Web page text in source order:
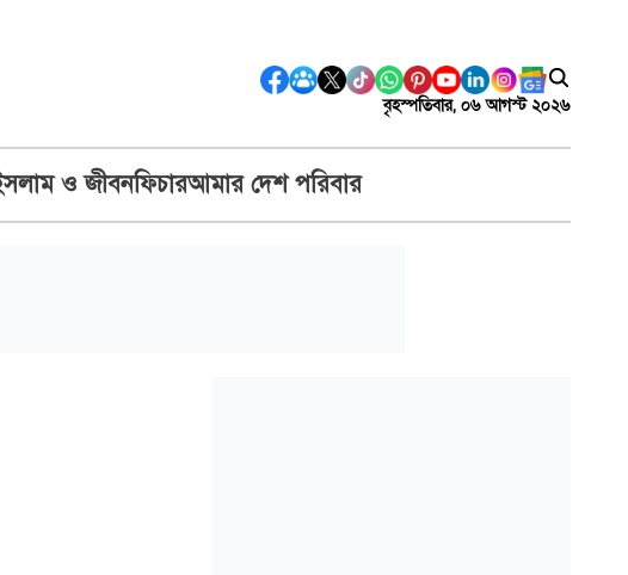
বৃহস্পতিবার, ০৬ আগস্ট ২০২৬
ও জীবনফিচারআমার দেশ পরিবার